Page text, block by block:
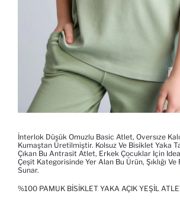
İnterlok Düşük Omuzlu Basic Atlet, Oversıze
Kumaştan Üretilmiştir. Kolsuz Ve Bisiklet Yaka
Çıkan Bu Antrasit Atlet, Erkek Çocuklar Için
Çeşit Kategorisinde Yer Alan Bu Ürün, Şıklığı Ve
Sunar.
%100 PAMUK BISIKLET YAKA AÇIK YEŞIL